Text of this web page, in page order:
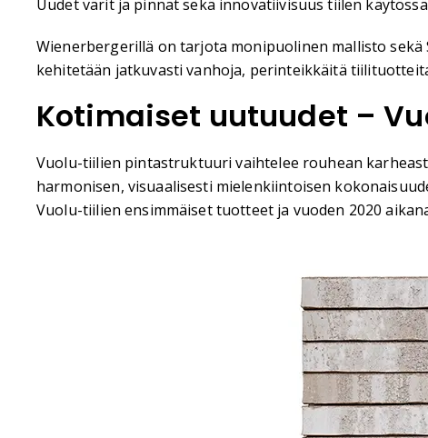
Uudet värit ja pinnat sekä innovatiivisuus tiilen
Wienerbergerillä on tarjota monipuolinen mallisto
kehitetään jatkuvasti vanhoja, perinteikkäitä
Kotimaiset uutuudet –
Vuolu-tiilien pintastruktuuri vaihtelee rouhean
harmonisen, visuaalisesti mielenkiintoisen
Vuolu-tiilien ensimmäiset tuotteet ja vuoden 2020